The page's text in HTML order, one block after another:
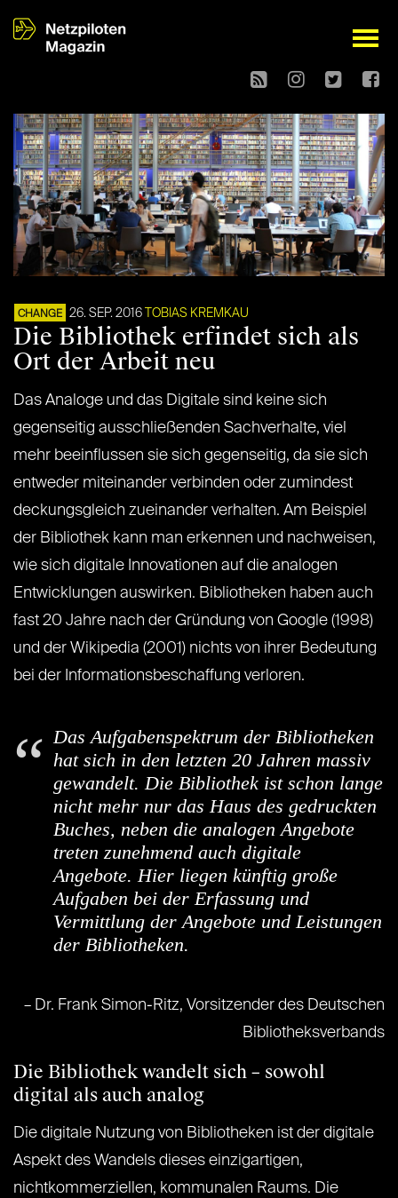
open
CHANGE 26. SEP. 2016 TOBIAS KREMKAU
Die Bibliothek erfindet sich als
Ort der Arbeit neu
Das Analoge und das Digitale sind keine sich
gegenseitig ausschließenden Sachverhalte, viel
mehr beeinflussen sie sich gegenseitig, da sie sich
entweder miteinander verbinden oder zumindest
deckungsgleich zueinander verhalten. Am Beispiel
der Bibliothek kann man erkennen und nachweisen,
wie sich digitale Innovationen auf die analogen
Entwicklungen auswirken. Bibliotheken haben auch
fast 20 Jahre nach der Gründung von Google (1998)
und der Wikipedia (2001) nichts von ihrer Bedeutung
bei der Informationsbeschaffung verloren.
Das Aufgabenspektrum der Bibliotheken
hat sich in den letzten 20 Jahren massiv
gewandelt. Die Bibliothek ist schon lange
nicht mehr nur das Haus des gedruckten
Buches, neben die analogen Angebote
treten zunehmend auch digitale
Angebote. Hier liegen künftig große
Aufgaben bei der Erfassung und
Vermittlung der Angebote und Leistungen
der Bibliotheken.
– Dr. Frank Simon-Ritz, Vorsitzender des Deutschen
Bibliotheksverbands
Die Bibliothek wandelt sich – sowohl
digital als auch analog
Die digitale Nutzung von Bibliotheken ist der digitale
Aspekt des Wandels dieses einzigartigen,
nichtkommerziellen, kommunalen Raums. Die